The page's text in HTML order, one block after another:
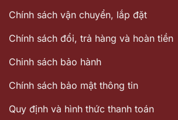
Chính sách vận chuyển, lắp đặt
Chính sách đổi, trả hàng và hoàn tiền
Chinh sách bảo hành
Chính sách bảo mật thông tin
Quy định và hình thức thanh toán